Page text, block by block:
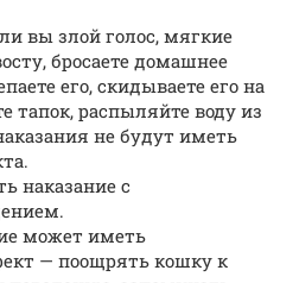
вы злой голос, мягкие
бросаете домашнее
его, скидываете его на
тапок, распыляйте воду из
не будут иметь
наказание с
может иметь
— поощрять кошку к